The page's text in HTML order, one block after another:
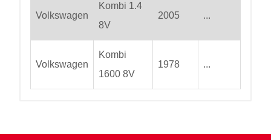
Volkswagen
Kombi 1.4
8V
2005 ...
Volkswagen
Kombi
1600 8V
1978 ...